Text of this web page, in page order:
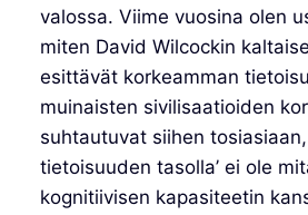
valossa. Viime vuosina olen
miten David Wilcockin
esittävät korkeamman
muinaisten sivilisaatioiden
suhtautuvat siihen
tietoisuuden tasolla’ ei ole
kognitiivisen kapasiteetin